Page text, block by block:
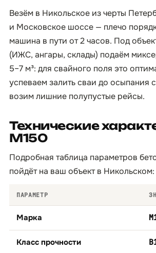
Везём в Никольское из черты
и Московское шоссе — плечо
машина в пути от 2 часов. Под
(ИЖС, ангары, склады) подаём
5–7 м³: для свайного поля это
успеваем залить сваи до осыпания
возим лишние полупустые рейсы.
Технические
М150
Подробная таблица параметров
пойдёт на ваш объект в Никольском:
ПАРАМЕТР
Марка
Класс прочности